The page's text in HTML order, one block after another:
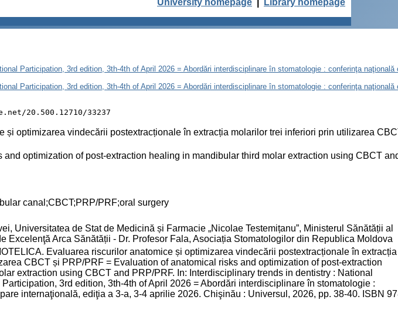
University homepage Library homepage
Participation, 3rd edition, 3th-4th of April 2026 = Abordări interdisciplinare în stomatologie : conferinţa naţională
Participation, 3rd edition, 3th-4th of April 2026 = Abordări interdisciplinare în stomatologie : conferinţa naţională
20.500.12710/33237
și optimizarea vindecării postextracționale în extracția molarilor trei inferiori prin utilizarea
and optimization of post-extraction healing in mandibular third molar extraction using CBCT
canal;CBCT;PRP/PRF;oral surgery
Universitatea de Stat de Medicină și Farmacie „Nicolae Testemițanu”, Ministerul Sănătății al
Excelenţă Arca Sănătății - Dr. Profesor Fala, Asociația Stomatologilor din Republica Moldova
Evaluarea riscurilor anatomice și optimizarea vindecării postextracționale în extracția
CBCT și PRP/PRF = Evaluation of anatomical risks and optimization of post-extraction
extraction using CBCT and PRP/PRF. In: Interdisciplinary trends in dentistry : National
3rd edition, 3th-4th of April 2026 = Abordări interdisciplinare în stomatologie :
internaţională, ediţia a 3-a, 3-4 aprilie 2026. Chişinău : Universul, 2026, pp. 38-40. ISBN